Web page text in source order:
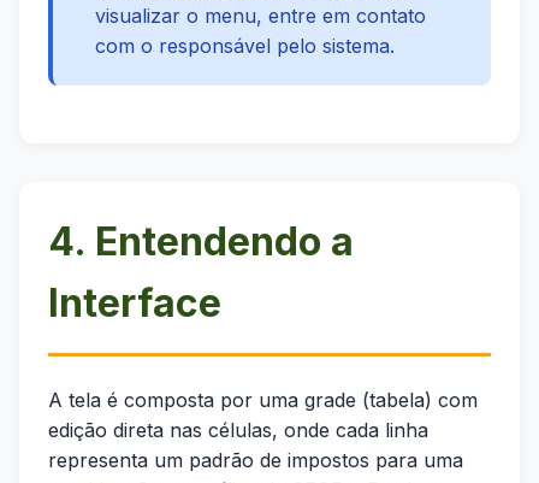
visualizar o menu, entre em contato
com o responsável pelo sistema.
4. Entendendo a
Interface
A tela é composta por uma grade (tabela) com
edição direta nas células, onde cada linha
representa um padrão de impostos para uma